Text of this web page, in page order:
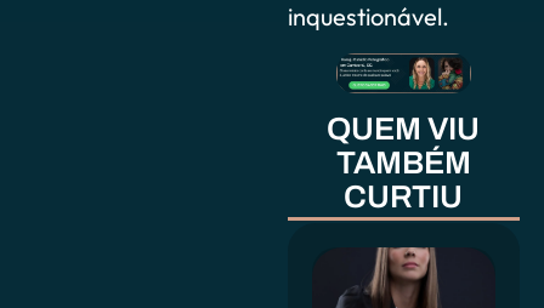
inquestionável.
QUEM VIU
TAMBÉM
CURTIU